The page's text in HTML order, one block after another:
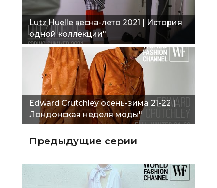
Lutz Huelle весна-лето 2021 | История
одной коллекции"
Edward Crutchley осень-зима 21-22 |
Лондонская неделя моды"
Предыдущие серии